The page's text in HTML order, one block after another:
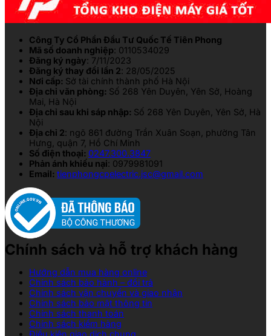
Công Ty Cổ Phần Đầu Tư Quốc Tế Tiên Phong
Mã số doanh nghiệp: 0110534029
Đăng ký ngày: 7/11/2023
Đăng ký thay đổi lần 2: 28/05/2025
Nơi cấp: Sở tài chính thành phố Hà Nội
Địa chỉ văn phòng: Số 268 Yên Duyên, Yên Sở, Hoàng
Mai, Hà Nội
Địa chỉ sau khi sáp nhập: Số 268 Yên Duyên, Yên Sở, Hà
Nội
Địa chỉ 2: ngõ 861 đường Trần Xuân Soạn, phường Tân
Hưng, quận 7, Hồ Chí Minh
Số điện thoại: 0247.300.3847
Phản ánh khiếu nại: 0979981091
Email: tienphongcpelectric.jsc@gmail.com
Chính sách và hỗ trợ khách hàng
Hướng dẫn mua hàng online
Chính sách bảo hành – đổi trả
Chính sách vận chuyển và giao nhận
Chính sách bảo mật thông tin
Chính sách thanh toán
Chính sách kiểm hàng